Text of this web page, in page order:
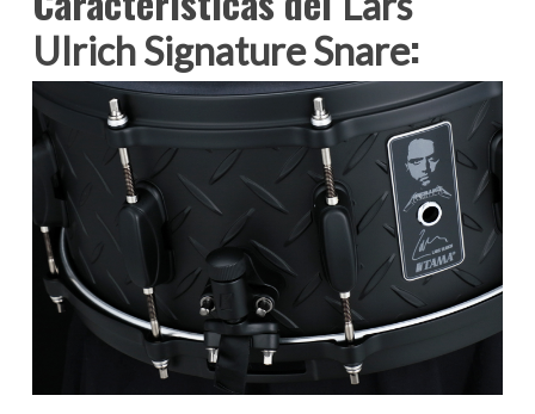
Ulrich Signature Snare: